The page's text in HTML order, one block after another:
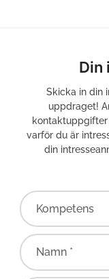
Din
Skicka in din
uppdraget!
varför du är
din
Kompetens
Namn *